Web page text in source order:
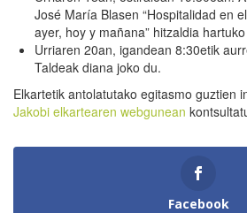
José María Blasen “Hospitalidad en
ayer, hoy y mañana” hitzaldia
Urriaren 20an, igandean 8:30etik
Taldeak diana joko du.
Elkartetik antolatutako egitasmo guztien
Jakobi elkartearen webgunean
Facebook